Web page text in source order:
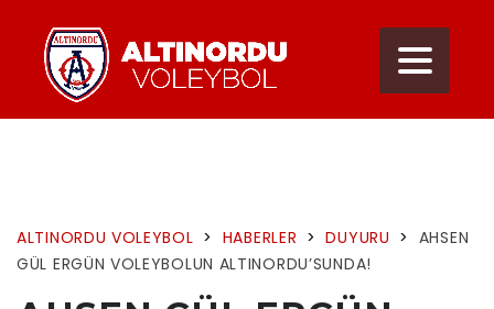
ALTINORDU VOLEYBOL > HABERLER > DUYURU > AHSEN
GÜL ERGÜN VOLEYBOLUN ALTINORDU’SUNDA!